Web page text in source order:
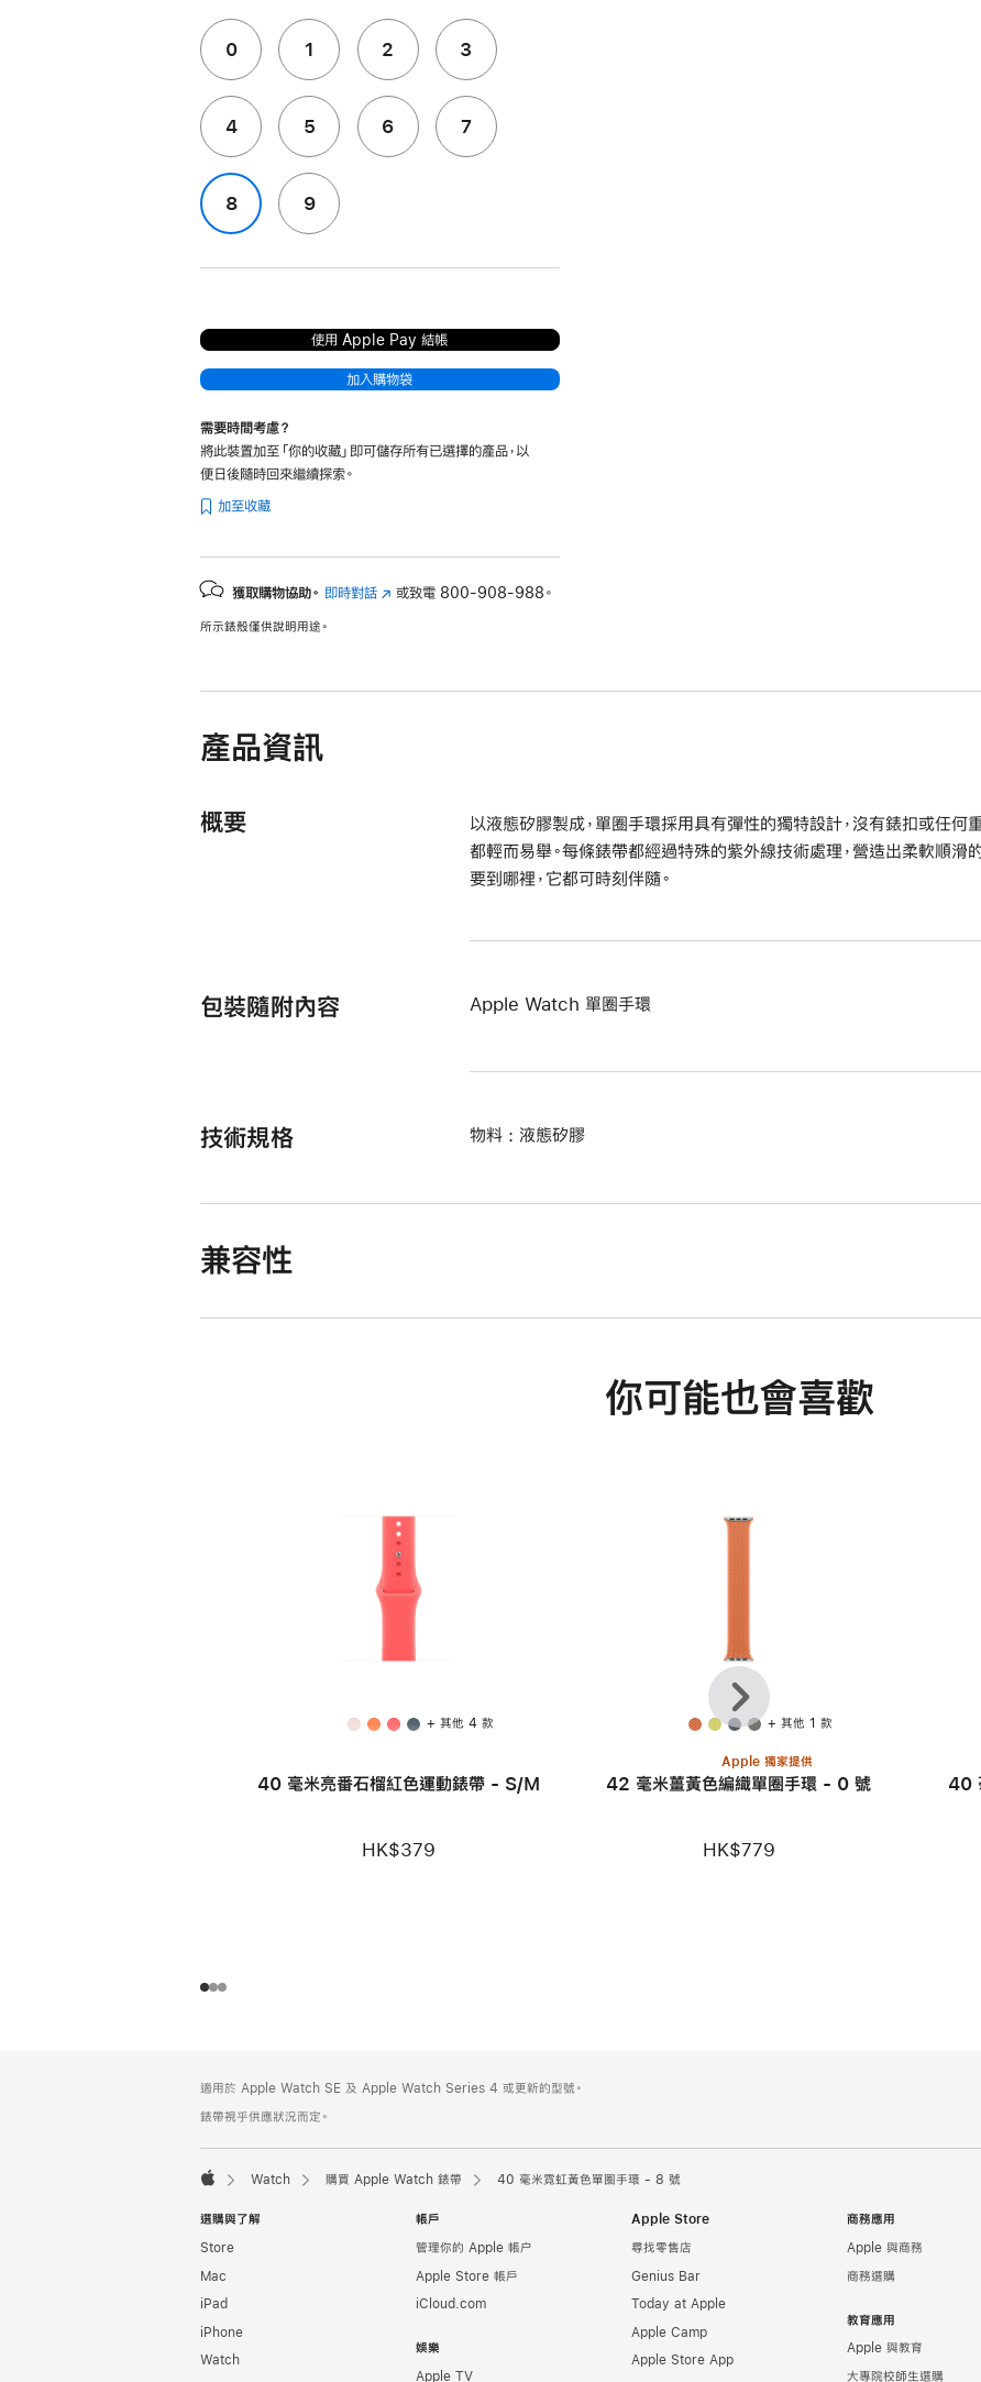
0 1 2 3
4 5 6 7
8 9
使用 Apple Pay 結帳
加入購物袋
需要時間考慮？
將此裝置加至「你的收藏」即可儲存所有已選擇的產品，以
便日後隨時回來繼續探索。
加至收藏
獲取購物協助。 即時對話 (以 或致電 800-908-988。
所示錶殼僅供說明用途。
產品資訊
概要
以液態矽膠製成，單圈手環採用具有彈性的獨特設計，沒有錶扣或任何
都輕而易舉。每條錶帶都經過特殊的紫外線技術處理，營造出柔軟順滑
要到哪裡，它都可時刻伴隨。
包裝隨附內容 Apple Watch 單圈手環
技術規格 物料 : 液態矽膠
兼容性
你可能也會喜歡
+ 其他 4 款
40 毫米亮番石榴紅色運動錶帶 - S/M
HK$379
+ 其他 1 款
Apple 獨家提供
42 毫米薑黃色編織單圈手環 - 0 號
HK$779
40
上
一
頁
下
一
步
腳
腳
適用於 Apple Watch SE 及 Apple Watch Series 4 或更新的型號。
錶帶視乎供應狀況而定。
Watch 購買 Apple Watch 錶帶 40 毫米霓虹黃色單圈手環 - 8 號
選購與了解
Store
Mac
iPad
iPhone
Watch
帳戶
管理你的 Apple 帳户
Apple Store 帳戶
iCloud.com
娛樂
Apple TV
Apple Store
尋找零售店
Genius Bar
Today at Apple
Apple Camp
Apple Store App
商務應用
Apple 與商務
商務選購
教育應用
Apple 與教育
大專院校師生選購